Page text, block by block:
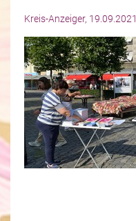
Kreis-Anzeiger, 19.09.2021